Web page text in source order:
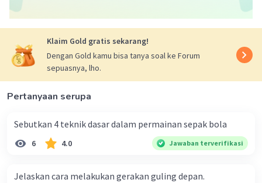
Klaim Gold gratis sekarang!
Dengan Gold kamu bisa tanya soal ke Forum
sepuasnya, lho.
Pertanyaan serupa
Sebutkan 4 teknik dasar dalam permainan sepak bola​
6 4.0 Jawaban terverifikasi
Jelaskan cara melakukan gerakan guling depan.